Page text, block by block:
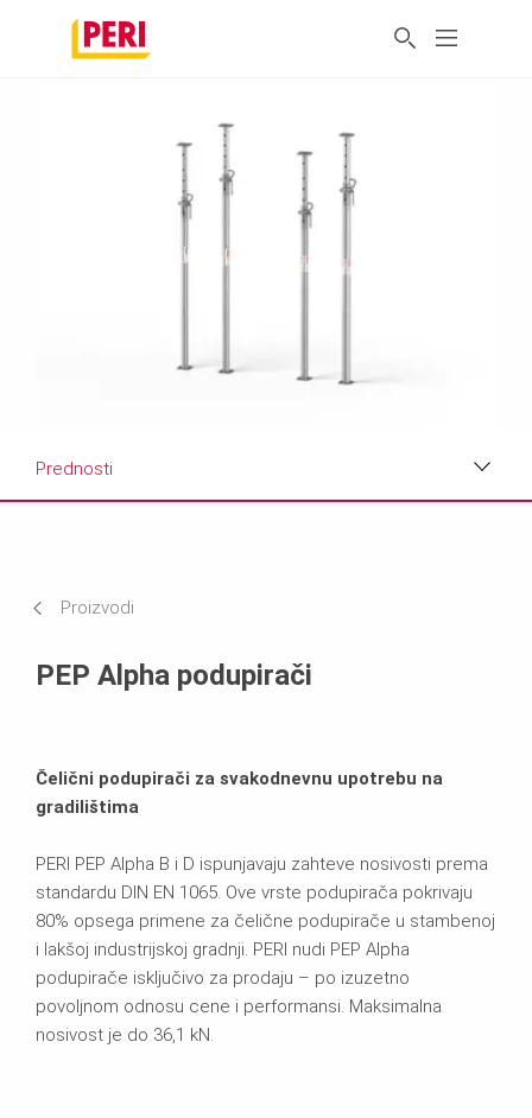
Prednosti
Proizvodi
PEP Alpha podupirači
Čelični podupirači za svakodnevnu upotrebu na
gradilištima
PERI PEP Alpha B i D ispunjavaju zahteve nosivosti prema
standardu DIN EN 1065. Ove vrste podupirača pokrivaju
80% opsega primene za čelične podupirače u stambenoj
i lakšoj industrijskoj gradnji. PERI nudi PEP Alpha
podupirače isključivo za prodaju – po izuzetno
povoljnom odnosu cene i performansi. Maksimalna
nosivost je do 36,1 kN.